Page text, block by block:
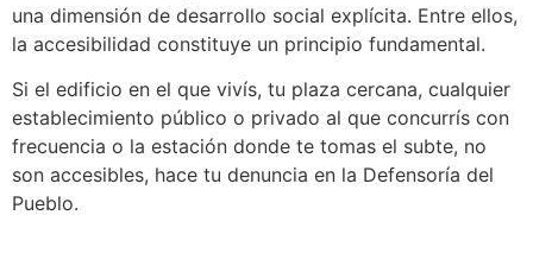
una dimensión de desarrollo social explícita. Entre ellos,
la accesibilidad constituye un principio fundamental.
Si el edificio en el que vivís, tu plaza cercana, cualquier
establecimiento público o privado al que concurrís con
frecuencia o la estación donde te tomas el subte, no
son accesibles, hace tu denuncia en la Defensoría del
Pueblo.